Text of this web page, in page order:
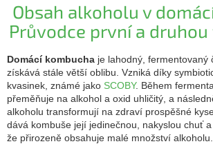
Obsah alkoholu v
Průvodce první a
Domácí kombucha je lahodný, fermentovaný
získává stále větší oblibu. Vzniká díky
kvasinek, známé jako SCOBY. Během
přeměňuje na alkohol a oxid uhličitý, a
alkoholu transformují na zdraví prospěšné
dává kombuše její jedinečnou, nakyslou chuť
že přirozeně obsahuje malé množství alkoholu.